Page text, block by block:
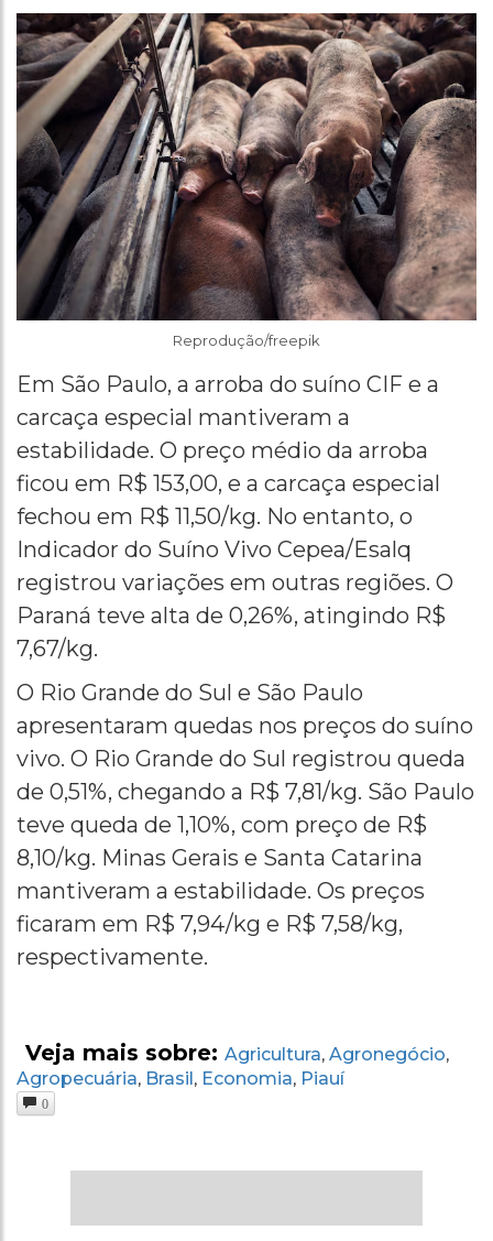
Reprodução/freepik
Em São Paulo, a arroba do suíno CIF e a
carcaça especial mantiveram a
estabilidade. O preço médio da arroba
ficou em R$ 153,00, e a carcaça especial
fechou em R$ 11,50/kg. No entanto, o
Indicador do Suíno Vivo Cepea/Esalq
registrou variações em outras regiões. O
Paraná teve alta de 0,26%, atingindo R$
7,67/kg.
O Rio Grande do Sul e São Paulo
apresentaram quedas nos preços do suíno
vivo. O Rio Grande do Sul registrou queda
de 0,51%, chegando a R$ 7,81/kg. São Paulo
teve queda de 1,10%, com preço de R$
8,10/kg. Minas Gerais e Santa Catarina
mantiveram a estabilidade. Os preços
ficaram em R$ 7,94/kg e R$ 7,58/kg,
respectivamente.
Veja mais sobre: Agricultura, Agronegócio,
Agropecuária, Brasil, Economia, Piauí
0